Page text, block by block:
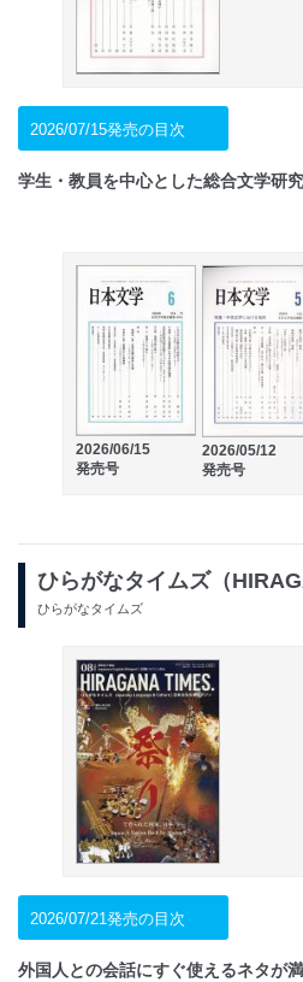
2026/07/15発売の目次
学生・教員を中心とした総合文学研
2026/06/15
発売号
2026/05/12
発売号
ひらがなタイムズ（
ひらがなタイムズ
2026/07/21発売の目次
外国人との会話にすぐ使えるネタが満